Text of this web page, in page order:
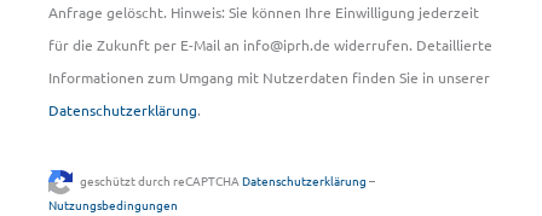
Anfrage gelöscht. Hinweis: Sie können Ihre Einwilligung jederzeit
für die Zukunft per E-Mail an info@iprh.de widerrufen. Detaillierte
Informationen zum Umgang mit Nutzerdaten finden Sie in unserer
Datenschutzerklärung.
geschützt durch reCAPTCHADatenschutzerklärung –
Nutzungsbedingungen